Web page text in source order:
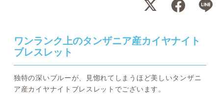
ワンランク上のタンザニア産カイヤナイト
ブレスレット
独特の深いブルーが、見惚れてしまうほど美しいタンザニ
ア産カイヤナイトブレスレットでございます。